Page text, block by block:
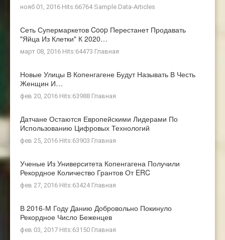
нояб 01, 2016 Hits:66764 Sample Data-Articles
Сеть Супермаркетов Coop Перестанет Продавать
"яйца Из Клетки" К 2020…
март 08, 2016 Hits:64473 Главная
Новые Улицы В Копенгагене Будут Называть В Честь
Женщин И…
фев 20, 2016 Hits:63988 Главная
Датчане Остаются Европейскими Лидерами По
Использованию Цифровых Технологий
фев 25, 2016 Hits:63903 Главная
Ученые Из Университета Копенгагена Получили
Рекордное Количество Грантов От ERC
фев 27, 2016 Hits:63424 Главная
В 2016-М Году Данию Добровольно Покинуло
Рекордное Число Беженцев
фев 03, 2017 Hits:63150 Главная